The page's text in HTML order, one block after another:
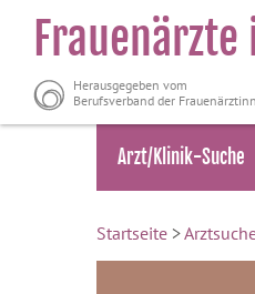
Frauenärzte
Herausgegeben vom
Berufsverband der
Arzt/Klinik-Suche
Startseite >